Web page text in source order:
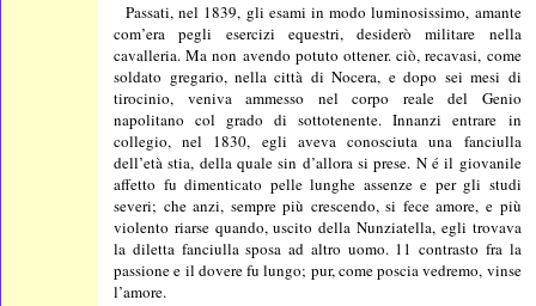
Passati, nel 1839, gli esami in modo luminosissimo, amante
com’era pegli esercizi equestri, desiderò militare nella
cavalleria. Ma non avendo potuto ottener. ciò, recavasi, come
soldato gregario, nella città di Nocera, e dopo sei mesi di
tirocinio, veniva ammesso nel corpo reale del Genio
napolitano col grado di sottotenente. Innanzi entrare in
collegio, nel 1830, egli aveva conosciuta una fanciulla
dell’età stia, della quale sin d’allora si prese. N é il giovanile
affetto fu dimenticato pelle lunghe assenze e per gli studi
severi; che anzi, sempre più crescendo, si fece amore, e più
violento riarse quando, uscito della Nunziatella, egli trovava
la diletta fanciulla sposa ad altro uomo. 11 contrasto fra la
passione e il dovere fu lungo; pur, come poscia vedremo, vinse
l’amore.